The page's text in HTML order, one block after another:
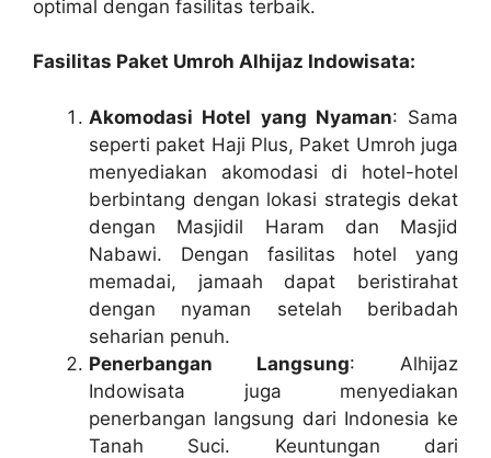
optimal dengan fasilitas terbaik.
Fasilitas Paket Umroh Alhijaz Indowisata:
Akomodasi Hotel yang Nyaman: Sama
seperti paket Haji Plus, Paket Umroh juga
menyediakan akomodasi di hotel-hotel
berbintang dengan lokasi strategis dekat
dengan Masjidil Haram dan Masjid
Nabawi. Dengan fasilitas hotel yang
memadai, jamaah dapat beristirahat
dengan nyaman setelah beribadah
seharian penuh.
Penerbangan Langsung: Alhijaz
Indowisata juga menyediakan
penerbangan langsung dari Indonesia ke
Tanah Suci. Keuntungan dari